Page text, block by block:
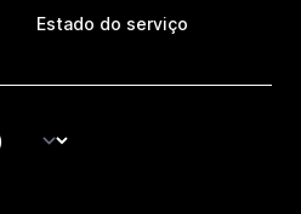
Estado do serviço